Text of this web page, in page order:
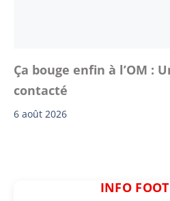
Ça bouge enfin à l’OM :
contacté
6 août 2026
INFO